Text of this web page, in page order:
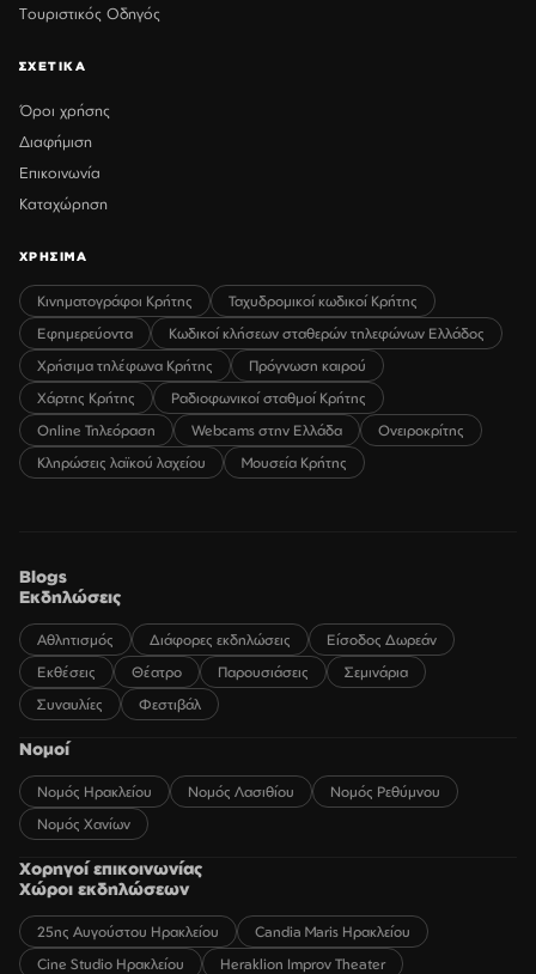
Τουριστικός Οδηγός
ΣΧΕΤΙΚΑ
Όροι χρήσης
Διαφήμιση
Επικοινωνία
Καταχώρηση
ΧΡΗΣΙΜΑ
Κινηματογράφοι Κρήτης
Ταχυδρομικοί κωδικοί Κρήτης
Εφημερεύοντα
Κωδικοί κλήσεων σταθερών τηλεφώνων Ελλάδος
Χρήσιμα τηλέφωνα Κρήτης
Πρόγνωση καιρού
Χάρτης Κρήτης
Ραδιοφωνικοί σταθμοί Κρήτης
Online Τηλεόραση
Webcams στην Ελλάδα
Ονειροκρίτης
Κληρώσεις λαϊκού λαχείου
Μουσεία Κρήτης
Blogs
Εκδηλώσεις
Αθλητισμός Διάφορες εκδηλώσεις
Είσοδος Δωρεάν
Εκθέσεις
Θέατρο Παρουσιάσεις
Σεμινάρια
Συναυλίες
Φεστιβάλ
Νομοί
Νομός Ηρακλείου Νομός Λασιθίου
Νομός Ρεθύμνου
Νομός Χανίων
Χορηγοί επικοινωνίας
Χώροι εκδηλώσεων
25ης Αυγούστου Ηρακλείου
Candia Maris Ηρακλείου
Cine Studio Ηρακλείου
Heraklion Improv Theater